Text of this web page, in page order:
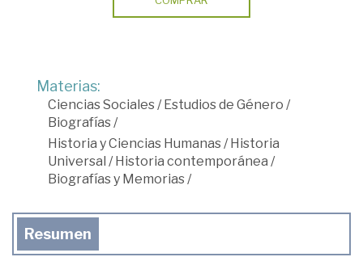
Materias:
Ciencias Sociales /Estudios de Género /
Biografías /
Historia y Ciencias Humanas /Historia
Universal /Historia contemporánea /
Biografías y Memorias /
Resumen